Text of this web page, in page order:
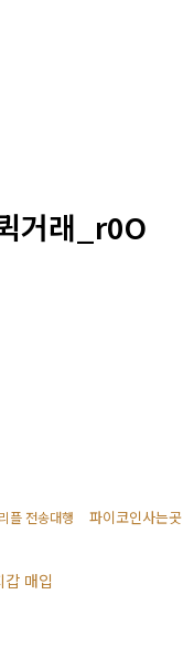
거래_r0O
플 전송대행 파이코인사는곳
매입